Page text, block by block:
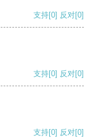
支持[0] 反对[0]
支持[0] 反对[0]
支持[0] 反对[0]